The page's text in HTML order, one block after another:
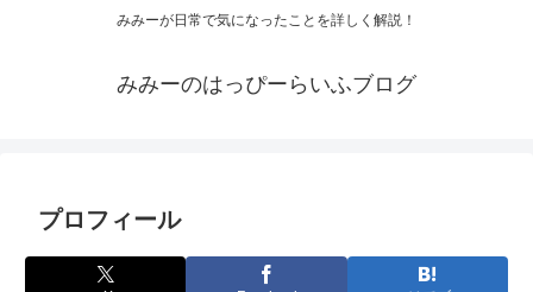
みみーが日常で気になったことを詳しく解説！
みみーのはっぴーらいふブログ
プロフィール